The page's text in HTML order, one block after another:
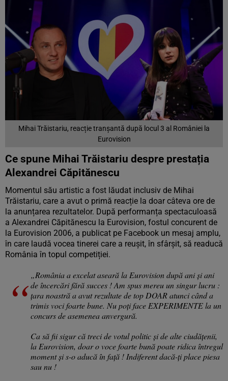
Mihai Trăistariu, reacție tranșantă după locul 3 al României la
Eurovision
Ce spune Mihai Trăistariu despre prestația
Alexandrei Căpitănescu
Momentul său artistic a fost lăudat inclusiv de Mihai
Trăistariu, care a avut o primă reacție la doar câteva ore de
la anunțarea rezultatelor. După performanța spectaculoasă
a Alexandrei Căpitănescu la Eurovision, fostul concurent de
la Eurovision 2006, a publicat pe Facebook un mesaj amplu,
în care laudă vocea tinerei care a reușit, în sfârșit, să readucă
România în topul competiției.
„România a excelat aseară la Eurovision după ani și ani
de încercări fără succes ! Am spus mereu un singur lucru :
țara noastră a avut rezultate de top DOAR atunci când a
trimis voci foarte bune. Nu poți face EXPERIMENTE la un
concurs de asemenea anvergură.
Ca să fii sigur că treci de votul politic și de alte ciudățenii,
la Eurovision, doar o voce foarte bună poate ridica întregul
moment și s-o aducă în față ! Indiferent dacă-ți place piesa
sau nu !